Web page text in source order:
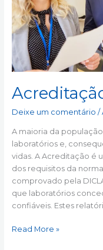
Deixe um comentário /
A maioria da
laboratórios e,
vidas. A Acreditação é
dos requisitos da norma
comprovado pela
que laboratórios
confiáveis. Estes
Read More »